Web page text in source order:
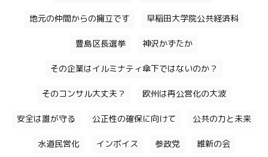
地元の仲間からの擁立です 早稲田大学院公共経済科
豊島区長選挙 神沢かずたか
その企業はイルミナティ傘下ではないのか？
そのコンサル大丈夫？ 欧州は再公営化の大波
安全は誰が守る 公正性の確保に向けて 公共の力と未来
水道民営化 インボイス 参政党 維新の会